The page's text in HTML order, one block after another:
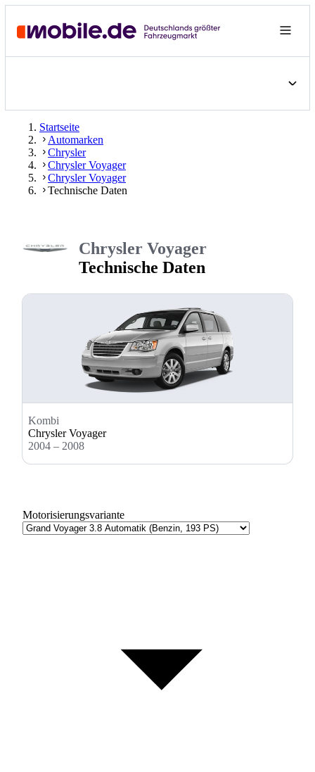
Startseite
Automarken
Chrysler
Chrysler Voyager
Chrysler Voyager
Technische Daten
Chrysler Voyager
Technische Daten
Kombi
Chrysler Voyager
2004 – 2008
Motorisierungsvariante